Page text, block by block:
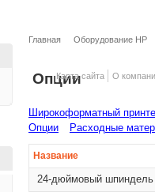
Карта сайта О
Главная Оборудование HP
Опции
Широкоформатный
Опции
Расходные
Название
24-дюймовый шпиндель